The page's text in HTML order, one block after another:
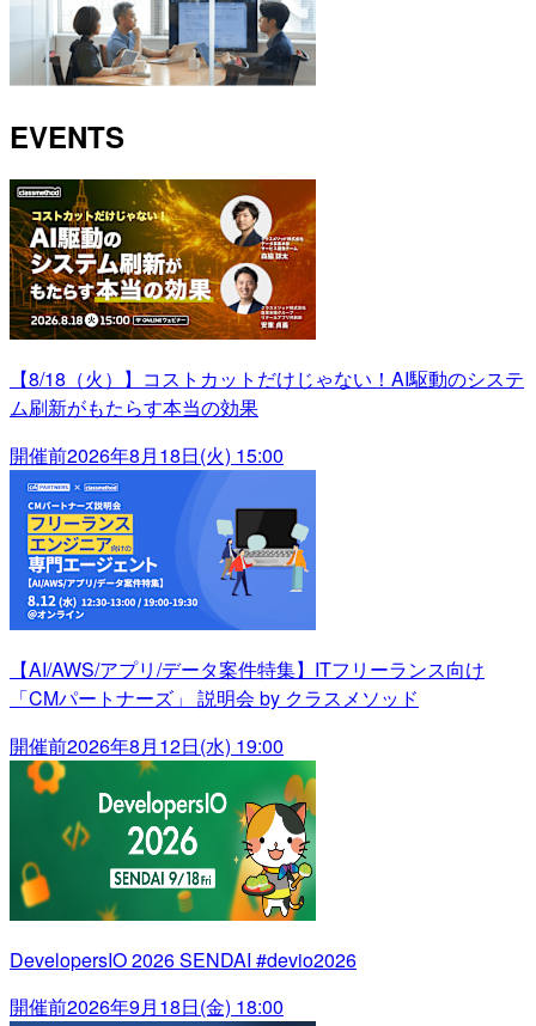
EVENTS
【8/18（火）】コストカットだけじゃない！AI駆動のシステ
ム刷新がもたらす本当の効果
開催前2026年8月18日(火) 15:00
【AI/AWS/アプリ/データ案件特集】ITフリーランス向け
「CMパートナーズ」 説明会 by クラスメソッド
開催前2026年8月12日(水) 19:00
DevelopersIO 2026 SENDAI #devio2026
開催前2026年9月18日(金) 18:00